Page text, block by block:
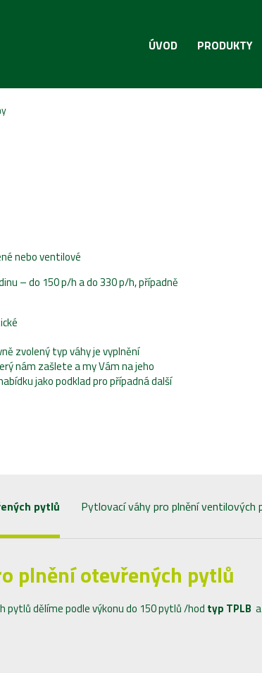
ÚVOD PRODUKTY
nebo ventilové
– do 150 p/h a do 330 p/h, případně
zvolený typ váhy je vyplnění
nám zašlete a my Vám na jeho
jako podklad pro případná další
pytlů Pytlovací váhy pro plnění ventilových
plnění otevřených pytlů
pytlů dělíme podle výkonu do 150 pytlů /hod typ TPLB